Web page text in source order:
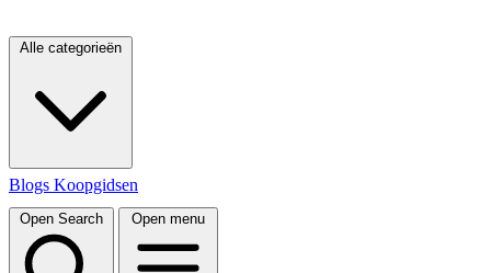
Alle categorieën
Blogs Koopgidsen
Open Search Open menu